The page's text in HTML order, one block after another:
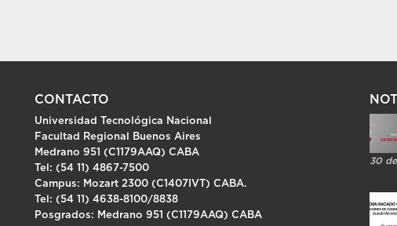
CONTACTO
Universidad Tecnológica Nacional
Facultad Regional Buenos Aires
Medrano 951 (C1179AAQ) CABA
Tel: (54 11) 4867-7500
Campus: Mozart 2300 (C1407IVT) CABA.
Tel: (54 11) 4638-8100/8838
Posgrados: Medrano 951 (C1179AAQ) CABA
30